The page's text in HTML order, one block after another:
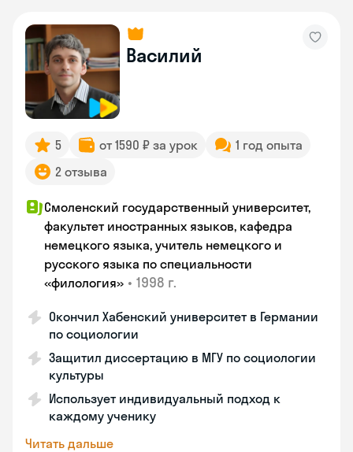
Василий
5 от 1590 ₽ за урок
1 год опыта
2 отзыва
Смоленский государственный университет,
факультет иностранных языков, кафедра
немецкого языка, учитель немецкого и
русского языка по специальности
«филология» • 1998 г.
Окончил Хабенский университет в Германии
по социологии
Защитил диссертацию в МГУ по социологии
культуры
Использует индивидуальный подход к
каждому ученику
Читать дальше